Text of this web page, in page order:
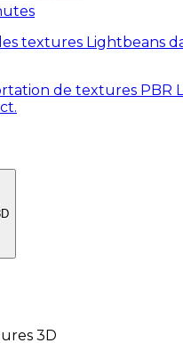
textures Lightbeans
de textures PBR
3D